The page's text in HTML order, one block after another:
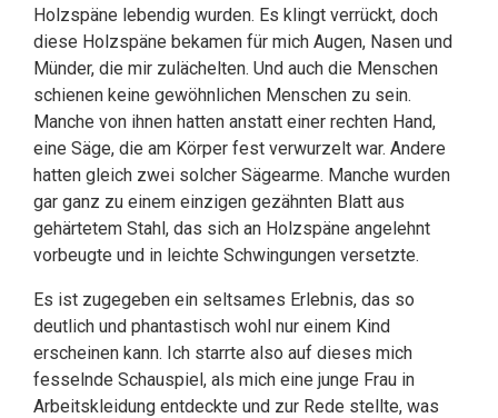
Holzspäne lebendig wurden. Es klingt verrückt, doch
diese Holzspäne bekamen für mich Augen, Nasen und
Münder, die mir zulächelten. Und auch die Menschen
schienen keine gewöhnlichen Menschen zu sein.
Manche von ihnen hatten anstatt einer rechten Hand,
eine Säge, die am Körper fest verwurzelt war. Andere
hatten gleich zwei solcher Sägearme. Manche wurden
gar ganz zu einem einzigen gezähnten Blatt aus
gehärtetem Stahl, das sich an Holzspäne angelehnt
vorbeugte und in leichte Schwingungen versetzte.
Es ist zugegeben ein seltsames Erlebnis, das so
deutlich und phantastisch wohl nur einem Kind
erscheinen kann. Ich starrte also auf dieses mich
fesselnde Schauspiel, als mich eine junge Frau in
Arbeitskleidung entdeckte und zur Rede stellte, was